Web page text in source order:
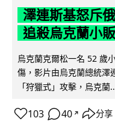
澤連斯基怒斥
追殺烏克蘭小
烏克蘭克爾松一名 52 歲
傷，影片由烏克蘭總統澤
「狩獵式」攻擊，烏克蘭
103 40 ↗ 分享